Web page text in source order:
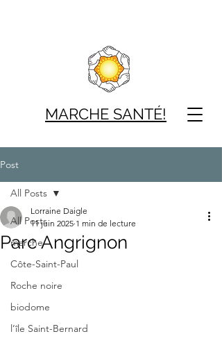
MARCHE SANTÉ!
Post
All Posts
marche
Côte-Saint-Paul
Roche noire
biodome
l’île Saint-Bernard
All Posts
Parc Angrignon
Lorraine Daigle
11 juin 2025 1 min de lecture